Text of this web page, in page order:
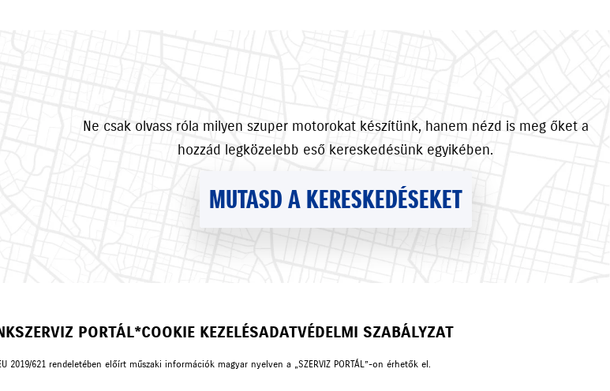
Ne csak olvass róla milyen szuper motorokat készítünk, hanem nézd is meg őket a
hozzád legközelebb eső kereskedésünk egyikében.
MUTASD A KERESKEDÉSEKET
SZERVIZ PORTÁL*COOKIE KEZELÉSADATVÉDELMI SZABÁLYZAT
2019/621 rendeletében előírt műszaki információk magyar nyelven a „SZERVIZ PORTÁL”-on érhetők el.